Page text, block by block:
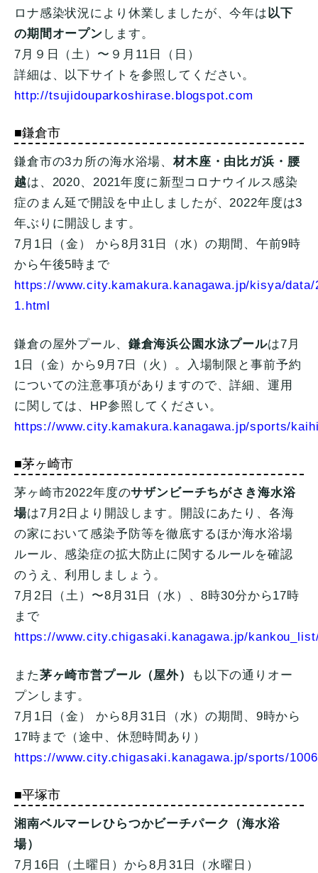
ロナ感染状況により休業しましたが、今年は 以下
の期間オープン します。
7月９日（土）〜９月11日（日）
詳細は、以下サイトを参照してください。
http://tsujidouparkoshirase.blogspot.com
■鎌倉市
鎌倉市の3カ所の海水浴場、材木座・由比ガ浜・腰
越は、2020、2021年度に新型コロナウイルス感染
症のまん延で開設を中止しましたが、2022年度は3
年ぶりに開設します。
7月1日（金） から8月31日（水）の期間、午前9時
から午後5時まで
https://www.city.kamakura.kanagawa.jp/kisya/data/
1.html
鎌倉の屋外プール、 鎌倉海浜公園水泳プールは7月
1日（金）から9月7日（火）。入場制限と事前予約
についての注意事項がありますので、詳細、運用
に関しては、HP参照してください。
https://www.city.kamakura.kanagawa.jp/sports/
■茅ヶ崎市
茅ヶ崎市2022年度のサザンビーチちがさき海水浴
場は7月2日より開設します。開設にあたり、各海
の家において感染予防等を徹底するほか海水浴場
ルール、感染症の拡大防止に関するルールを確認
のうえ、利用しましょう。
7月2日（土）〜8月31日（水）、8時30分から17時
まで
https://www.city.chigasaki.kanagawa.jp/
また茅ヶ崎市営プール（屋外）
も以下の通りオー
プンします。
7月1日（金） から8月31日（水）の期間、9時から
17時まで（途中、休憩時間あり）
https://www.city.chigasaki.kanagawa.jp/sports/
■平塚市
湘南ベルマーレひらつかビーチパーク（海水浴
場）
7月16日（土曜日）から8月31日（水曜日）